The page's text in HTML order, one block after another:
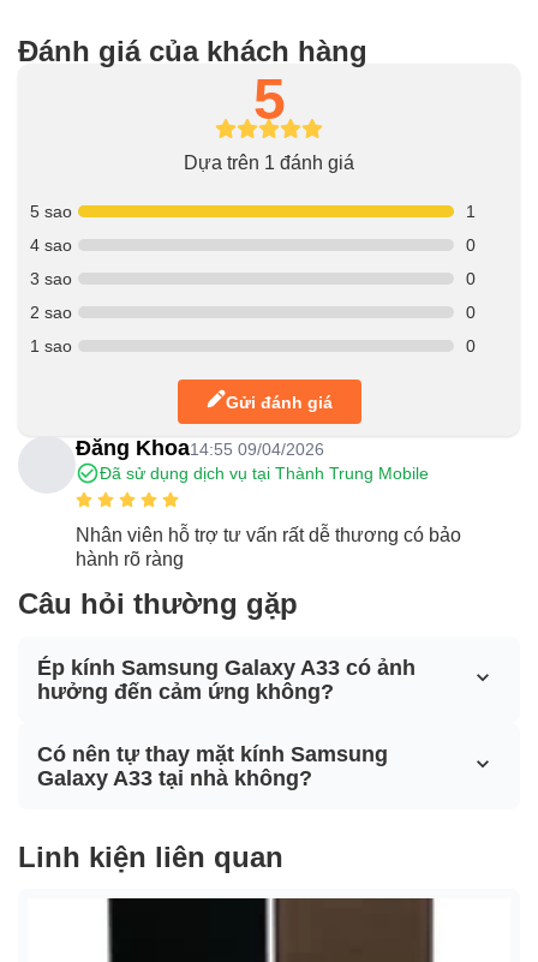
Đánh giá của khách hàng
5
Dựa trên 1 đánh giá
5 sao
1
4 sao
0
3 sao
0
2 sao
0
1 sao
0
Gửi đánh giá
Đăng Khoa14:55 09/04/2026
Đã sử dụng dịch vụ tại Thành Trung Mobile
Nhân viên hỗ trợ tư vấn rất dễ thương có bảo
hành rõ ràng
Câu hỏi thường gặp
Ép kính Samsung Galaxy A33 có ảnh
hưởng đến cảm ứng không?
Có nên tự thay mặt kính Samsung
Galaxy A33 tại nhà không?
Linh kiện liên quan